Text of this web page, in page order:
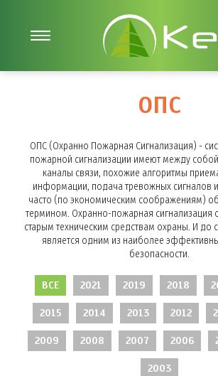
ОПС
ОПС (Охранно Пожарная Сигнализация) -
пожарной сигнализации имеют между
каналы связи, похожие алгоритмы
информации, подача тревожных сигналов
часто (по экономическим соображениям)
термином. Охранно-пожарная сигнализация
старым техническим средствам охраны. И до
является одним из наиболее
безопасности.
ВСЕ 2021 2019 2018
2015 2014 2013 2012
2009 2008 2007 2006
2003